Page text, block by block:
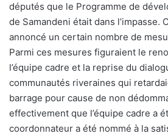
députés que le Programme de
de Samandeni était dans l’impasse.
annoncé un certain nombre de
Parmi ces mesures figuraient le
l’équipe cadre et la reprise du
communautés riveraines qui
barrage pour cause de non
effectivement que l’équipe cadre a
coordonnateur a été nommé à la